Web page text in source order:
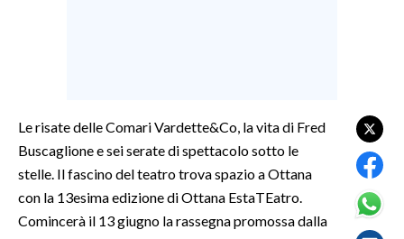
SPETTACOLI
GOSSIP
Le risate delle Comari Vardette&Co, la vita di Fred
Buscaglione e sei serate di spettacolo sotto le
stelle. Il fascino del teatro trova spazio a Ottana
con la 13esima edizione di Ottana EstaTEatro.
Comincerà il 13 giugno la rassegna promossa dalla